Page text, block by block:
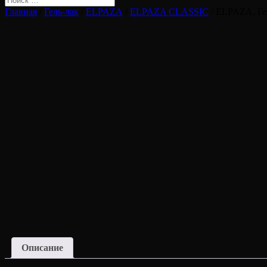
Главная Гель-лак ELPAZA ELPAZA CLASSIC
Описание